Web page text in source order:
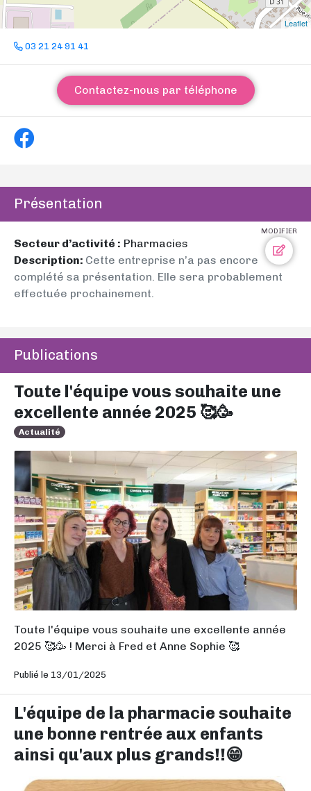
Leaflet
03 21 24 91 41
Contactez-nous par téléphone
Présentation
MODIFIER
Secteur d’activité : Pharmacies
Description: Cette entreprise n’a pas encore
complété sa présentation. Elle sera probablement
effectuée prochainement.
Publications
Toute l'équipe vous souhaite une
excellente année 2025 🥰🥳
Actualité
Toute l'équipe vous souhaite une excellente année
2025 🥰🥳 ! Merci à Fred et Anne Sophie 🥰
Publié le 13/01/2025
L'équipe de la pharmacie souhaite
une bonne rentrée aux enfants
ainsi qu'aux plus grands!!😁